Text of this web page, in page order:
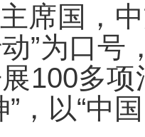
席国，
”为口号
100多项
”，以“中